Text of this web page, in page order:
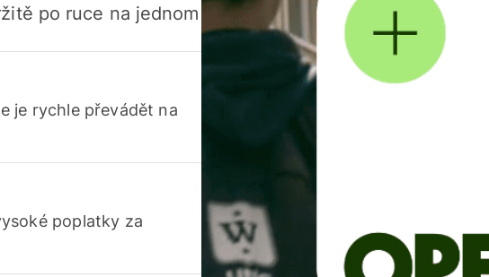
po ruce na jednom
je rychle převádět na
poplatky za